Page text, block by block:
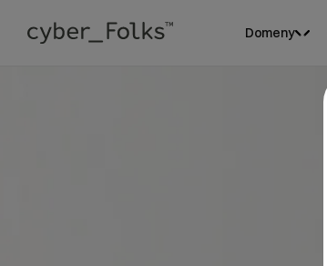
Domeny